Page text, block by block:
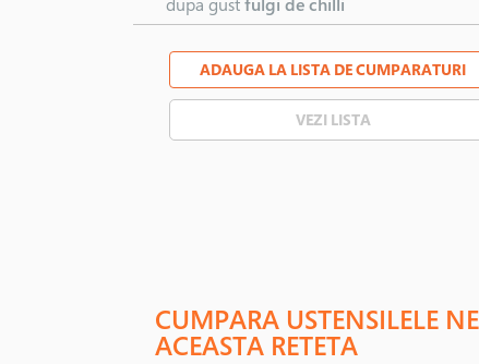
ADAUGA LA LISTA DE CUMPARATURI
VEZI LISTA
CUMPARA USTENSILELE
ACEASTA RETETA